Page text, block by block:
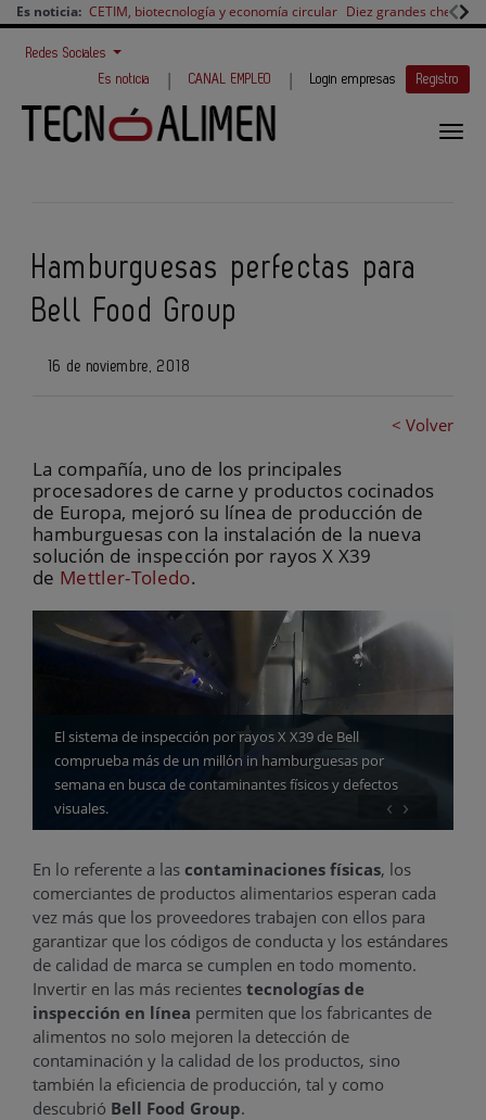
Es noticia: CETIM, biotecnología y economía circular Diez grandes chefs
Redes Sociales
Es noticia
| CANAL EMPLEO | Login empresas Registro
Hamburguesas perfectas para
Bell Food Group
16 de noviembre, 2018
< Volver
La compañía, uno de los principales
procesadores de carne y productos cocinados
de Europa, mejoró su línea de producción de
hamburguesas con la instalación de la nueva
solución de inspección por rayos X X39
de Mettler-Toledo.
El sistema de inspección por rayos X X39 de Bell
comprueba más de un millón in hamburguesas por
semana en busca de contaminantes físicos y defectos
visuales.
‹ ›
En lo referente a las contaminaciones físicas, los
comerciantes de productos alimentarios esperan cada
vez más que los proveedores trabajen con ellos para
garantizar que los códigos de conducta y los estándares
de calidad de marca se cumplen en todo momento.
Invertir en las más recientes tecnologías de
inspección en línea permiten que los fabricantes de
alimentos no solo mejoren la detección de
contaminación y la calidad de los productos, sino
también la eficiencia de producción, tal y como
descubrió Bell Food Group.